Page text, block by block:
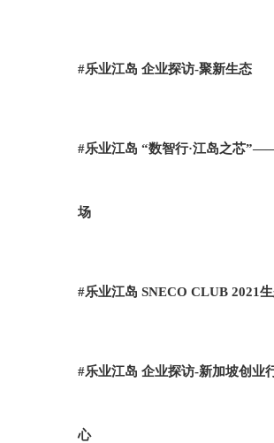
#乐业江岛 企业探访-聚新生态
#乐业江岛 “数智行·江岛之芯
场
#乐业江岛 SNECO CLUB 2021
#乐业江岛 企业探访-新加坡创业
心